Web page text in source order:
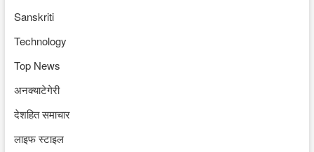
Sanskriti
Technology
Top News
अनक्याटेगेरी
देशहित समाचार
लाइफ स्टाइल